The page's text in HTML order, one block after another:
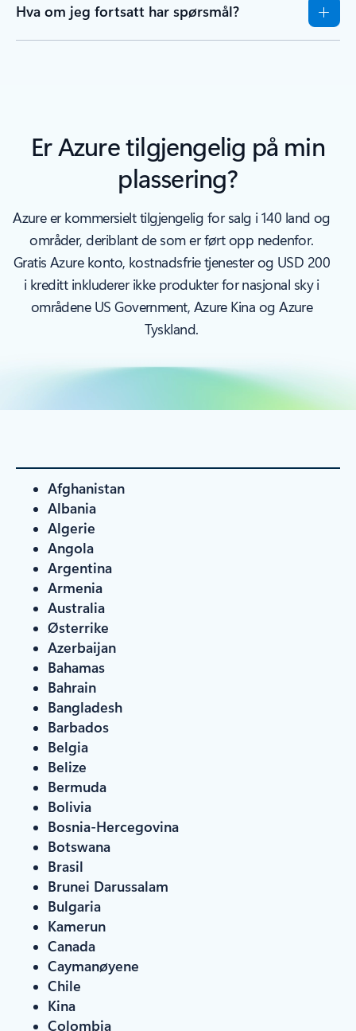
Hva om jeg fortsatt har spørsmål?
Er Azure tilgjengelig på min
plassering?
Azure er kommersielt tilgjengelig for salg i 140 land og
områder, deriblant de som er ført opp nedenfor.
Gratis Azure konto, kostnadsfrie tjenester og USD 200
i kreditt inkluderer ikke produkter for nasjonal sky i
områdene US Government, Azure Kina og Azure
Tyskland.
Afghanistan
Albania
Algerie
Angola
Argentina
Armenia
Australia
Østerrike
Azerbaijan
Bahamas
Bahrain
Bangladesh
Barbados
Belgia
Belize
Bermuda
Bolivia
Bosnia-Hercegovina
Botswana
Brasil
Brunei Darussalam
Bulgaria
Kamerun
Canada
Caymanøyene
Chile
Kina
Colombia